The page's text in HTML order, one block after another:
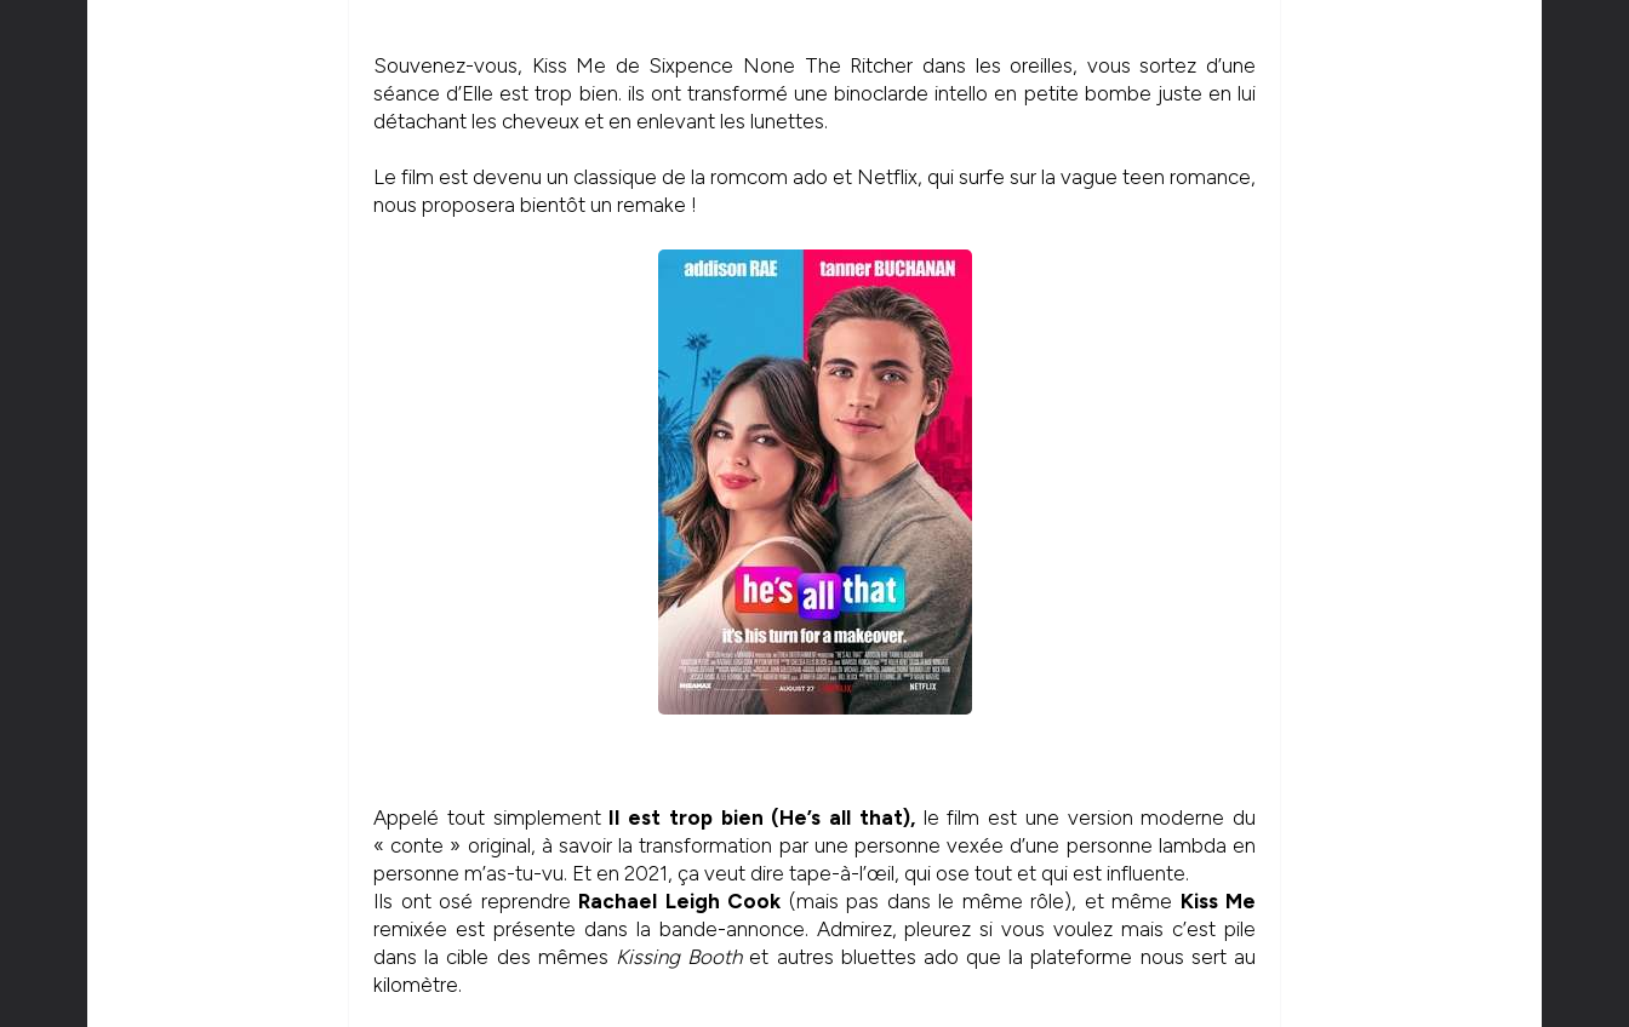
Souvenez-vous, Kiss Me de Sixpence None The Ritcher dans les oreilles, vous sortez d’une
séance d’Elle est trop bien. ils ont transformé une binoclarde intello en petite bombe juste en lui
détachant les cheveux et en enlevant les lunettes.
Le film est devenu un classique de la romcom ado et Netflix, qui surfe sur la vague teen romance,
nous proposera bientôt un remake !
Appelé tout simplement Il est trop bien (He’s all that),le film est une version moderne du
« conte » original, à savoir la transformation par une personne vexée d’une personne lambda en
personne m’as-tu-vu. Et en 2021, ça veut dire tape-à-l’œil, qui ose tout et qui est influente.
Ils ont osé reprendre Rachael Leigh Cook (mais pas dans le même rôle), et même Kiss Me
remixée est présente dans la bande-annonce. Admirez, pleurez si vous voulez mais c’est pile
dans la cible des mêmes Kissing Boothet autres bluettes ado que la plateforme nous sert au
kilomètre.